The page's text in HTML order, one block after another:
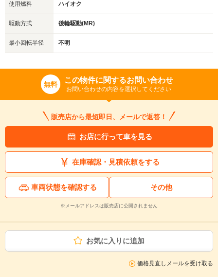
使用燃料 ハイオク
駆動方式 後輪駆動(MR)
最小回転半径 不明
無料 この物件に関するお問い合わせ
お問い合わせの内容を選択してください
販売店から最短即日、メールで返答！
お店に行って車を見る
在庫確認・見積依頼をする
車両状態を確認する その他
※メールアドレスは販売店に公開されません
お気に入りに追加
価格見直しメールを受け取る